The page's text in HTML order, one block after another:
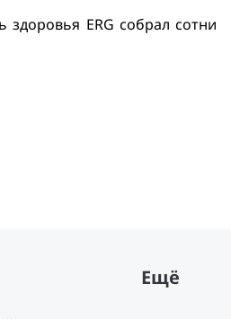
ERG собрал сотни
Ещё